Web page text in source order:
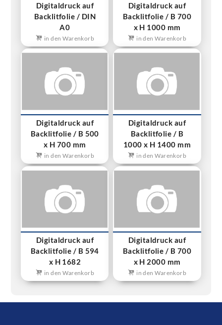
Digitaldruck auf
Backlitfolie / DIN
A0
in den Warenkorb
Digitaldruck auf
Backlitfolie / B 700
x H 1000 mm
in den Warenkorb
Digitaldruck auf
Backlitfolie / B 500
x H 700 mm
in den Warenkorb
Digitaldruck auf
Backlitfolie / B
1000 x H 1400 mm
in den Warenkorb
Digitaldruck auf
Backlitfolie / B 594
x H 1682
in den Warenkorb
Digitaldruck auf
Backlitfolie / B 700
x H 2000 mm
in den Warenkorb